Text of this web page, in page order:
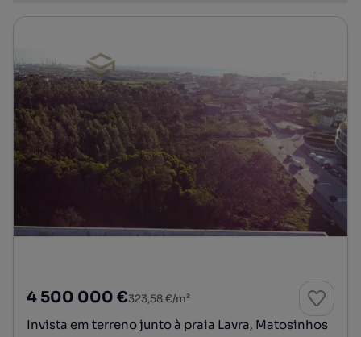
4 500 000 €323,58 €/m²
Invista em terreno junto à praia Lavra, Matosinhos